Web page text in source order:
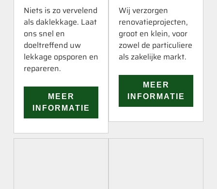
Niets is zo vervelend
als daklekkage. Laat
ons snel en
doeltreffend uw
lekkage opsporen en
repareren.
MEER
INFORMATIE
Wij verzorgen
renovatieprojecten,
groot en klein, voor
zowel de particuliere
als zakelijke markt.
MEER
INFORMATIE